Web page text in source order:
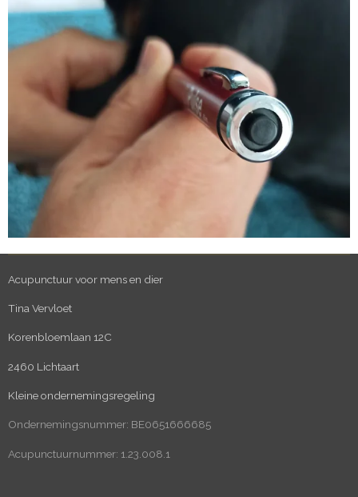
Acupunctuur voor mens en dier
Tina Vervloet
Korenbloemlaan 12C
2460 Lichtaart
Kleine ondernemingsregeling
Ondernemingsnummer: BE0651666685
Acupunctuurnummer: 1.23.008.1